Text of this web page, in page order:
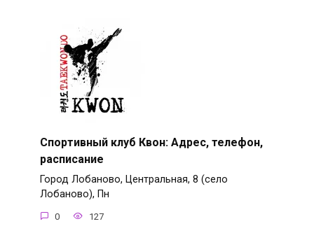
Спортивный клуб Квон: Адрес, телефон,
расписание
Город Лобаново, Центральная, 8 (село
Лобаново), Пн
0 127